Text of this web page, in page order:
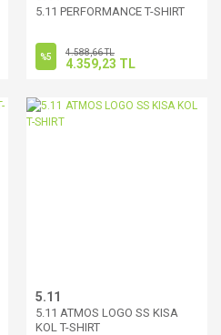
5.11 PERFORMANCE T-SHIRT
%5 4.588,66 TL
4.359,23 TL
5.11
5.11 ATMOS LOGO SS KISA
KOL T-SHIRT